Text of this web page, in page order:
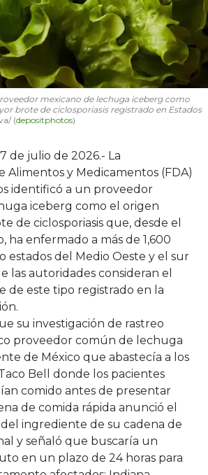
mexicano de lechuga iceberg como
brote de ciclosporiasis registrado en Estados
(depositphotos)
de julio de 2026.- La
Alimentos y Medicamentos (FDA)
identificó a un proveedor
iceberg como el origen
de ciclosporiasis que, desde el
ha enfermado a más de 1,600
estados del Medio Oeste y el sur
las autoridades consideran el
de este tipo registrado en la
su investigación de rastreo
proveedor común de lechuga
de México que abastecía a los
Bell donde los pacientes
comido antes de presentar
de comida rápida anunció el
ingrediente de su cadena de
y señaló que buscaría un
en un plazo de 24 horas para